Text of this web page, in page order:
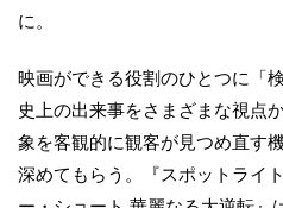
に。
映画ができる役割のひとつに「
史上の出来事をさまざまな視点
象を客観的に観客が見つめ直す
深めてもらう。『スポットライ